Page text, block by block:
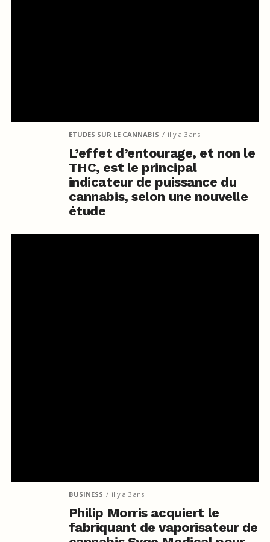
ETUDES SUR LE CANNABIS il y a 3 ans
L’effet d’entourage, et non le
THC, est le principal
indicateur de puissance du
cannabis, selon une nouvelle
étude
BUSINESS il y a 3 ans
Philip Morris acquiert le
fabriquant de vaporisateur de